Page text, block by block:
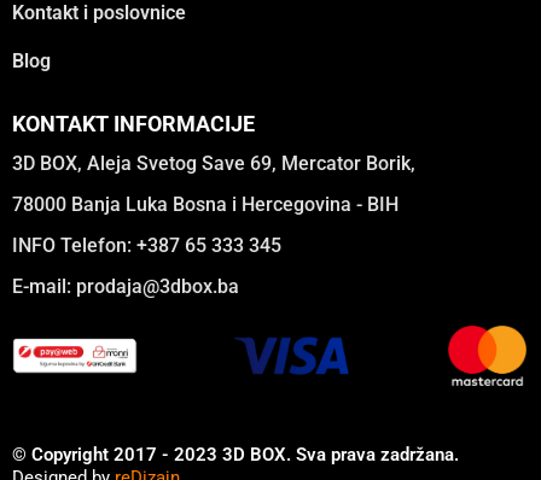
Kontakt i poslovnice
Blog
KONTAKT INFORMACIJE
3D BOX, Aleja Svetog Save 69, Mercator Borik,
78000 Banja Luka Bosna i Hercegovina - BIH
INFO Telefon: +387 65 333 345
E-mail: prodaja@3dbox.ba
© Copyright 2017 - 2023 3D BOX. Sva prava zadržana.